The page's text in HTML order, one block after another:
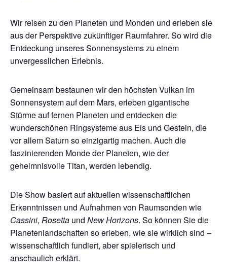
Wir reisen zu den Planeten und Monden und erleben sie
aus der Perspektive zukünftiger Raumfahrer. So wird die
Entdeckung unseres Sonnensystems zu einem
unvergesslichen Erlebnis.
Gemeinsam bestaunen wir den höchsten Vulkan im
Sonnensystem auf dem Mars, erleben gigantische
Stürme auf fernen Planeten und entdecken die
wunderschönen Ringsysteme aus Eis und Gestein, die
vor allem Saturn so einzigartig machen. Auch die
faszinierenden Monde der Planeten, wie der
geheimnisvolle Titan, werden lebendig.
Die Show basiert auf aktuellen wissenschaftlichen
Erkenntnissen und Aufnahmen von Raumsonden wie
Cassini, Rosetta und New Horizons. So können Sie die
Planetenlandschaften so erleben, wie sie wirklich sind –
wissenschaftlich fundiert, aber spielerisch und
anschaulich erklärt.